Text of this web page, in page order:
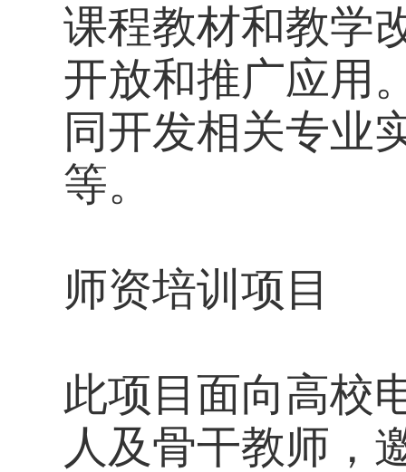
课程教材和教学
开放和推广应用
同开发相关专业
等。
师资培训项目
此项目面向高校
人及骨干教师，